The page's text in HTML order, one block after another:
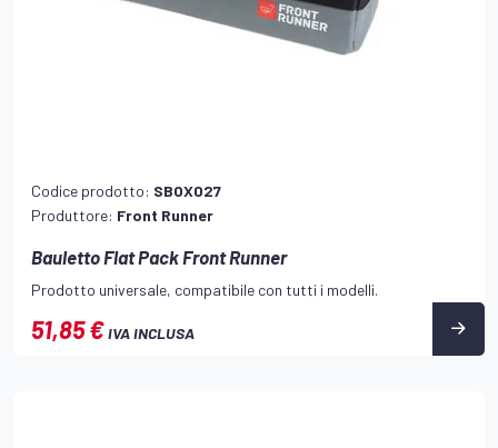
Codice prodotto: SBOX027
Produttore: Front Runner
Bauletto Flat Pack Front Runner
Prodotto universale, compatibile con tutti i modelli.
51,85 €IVA INCLUSA